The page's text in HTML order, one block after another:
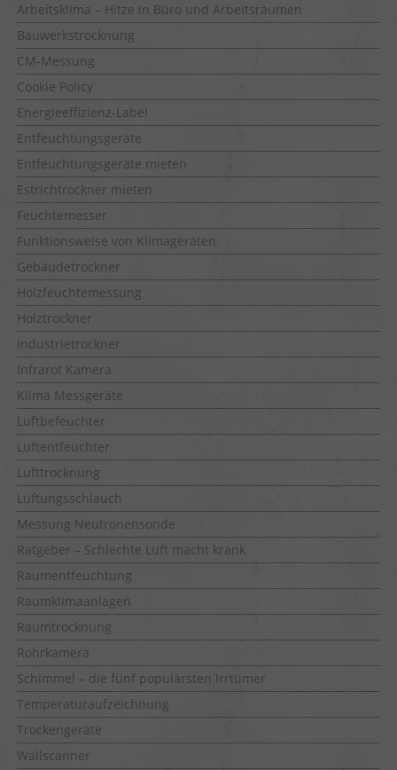
Arbeitsklima – Hitze in Büro und Arbeitsräumen
Bauwerkstrocknung
CM-Messung
Cookie Policy
Energieeffizienz-Label
Entfeuchtungsgeräte
Entfeuchtungsgeräte mieten
Estrichtrockner mieten
Feuchtemesser
Funktionsweise von Klimageräten
Gebäudetrockner
Holzfeuchtemessung
Holztrockner
Industrietrockner
Infrarot Kamera
Klima Messgeräte
Luftbefeuchter
Luftentfeuchter
Lufttrocknung
Lüftungsschlauch
Messung Neutronensonde
Ratgeber – Schlechte Luft macht krank
Raumentfeuchtung
Raumklimaanlagen
Raumtrocknung
Rohrkamera
Schimmel – die fünf populärsten Irrtümer
Temperaturaufzeichnung
Trockengeräte
Wallscanner